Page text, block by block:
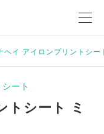
ヘイ アイロンプリントシー
ート
トシート ミ